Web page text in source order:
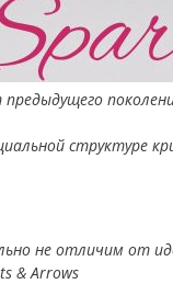
структуре
не отличим от
& Arrows